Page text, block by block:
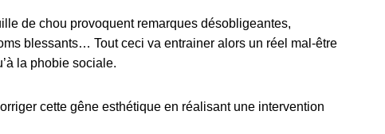
de chou provoquent remarques désobligeantes,
blessants… Tout ceci va entrainer alors un réel mal-être
la phobie sociale.
cette gêne esthétique en réalisant une intervention